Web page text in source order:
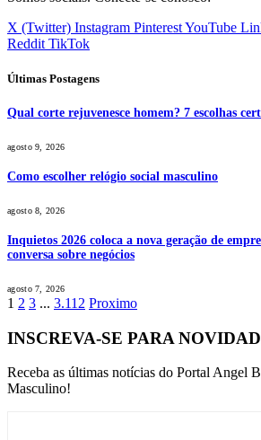
X (Twitter) Instagram PinterestYouTube
Reddit TikTok
Últimas Postagens
Qual corte rejuvenesce homem? 7 escolhas
agosto 9, 2026
Como escolher relógio social masculino
agosto 8, 2026
Inquietos 2026 coloca a nova geração de
conversa sobre negócios
agosto 7, 2026
1 2 3 ... 3.112 Proximo
INSCREVA-SE PARA
Receba as últimas notícias do Portal Angel
Masculino!